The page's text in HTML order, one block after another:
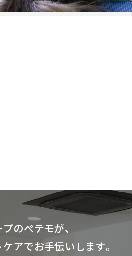
のぺテモが、
アでお手伝いします。